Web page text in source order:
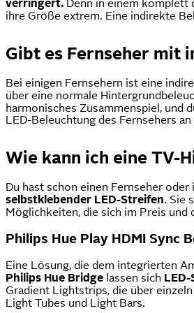
verringert. Denn in einem komplett
ihre Größe extrem. Eine indirekte
Gibt es Fernseher mit
Bei einigen Fernsehern ist eine
über eine normale
harmonisches Zusammenspiel, und
LED-Beleuchtung des Fernsehers
Wie kann ich eine TV-
Du hast schon einen Fernseher
selbstklebender LED-Streifen. Sie
Möglichkeiten, die sich im Preis und
Philips Hue Play HDMI Sync
Eine Lösung, die dem integrierten
Philips Hue Bridge lassen sich
Gradient Lightstrips, die über
Light Tubes und Light Bars.